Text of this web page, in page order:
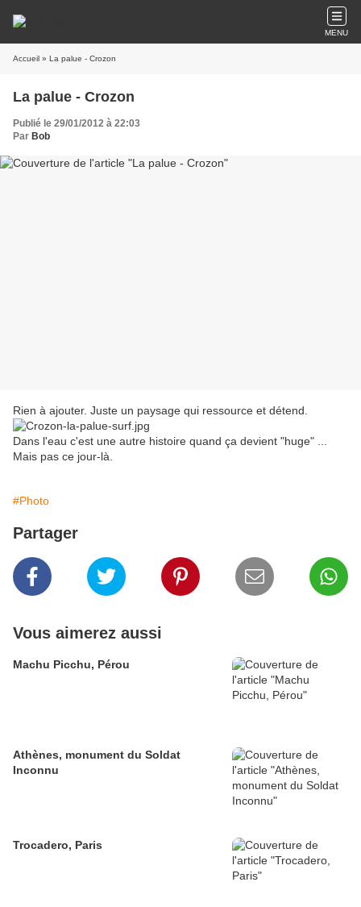
MENU
Accueil » La palue - Crozon
La palue - Crozon
Publié le 29/01/2012 à 22:03
Par Bob
Rien à ajouter. Juste un paysage qui ressource et détend.
Dans l'eau c'est une autre histoire quand ça devient "huge" ...
Mais pas ce jour-là.
#Photo
Partager
Vous aimerez aussi
Machu Picchu, Pérou
Athènes, monument du Soldat
Inconnu
Trocadero, Paris